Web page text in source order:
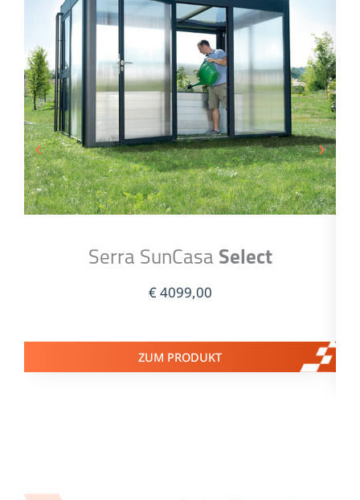
Serra SunCasa Select
€4099,00
ZUM PRODUKT